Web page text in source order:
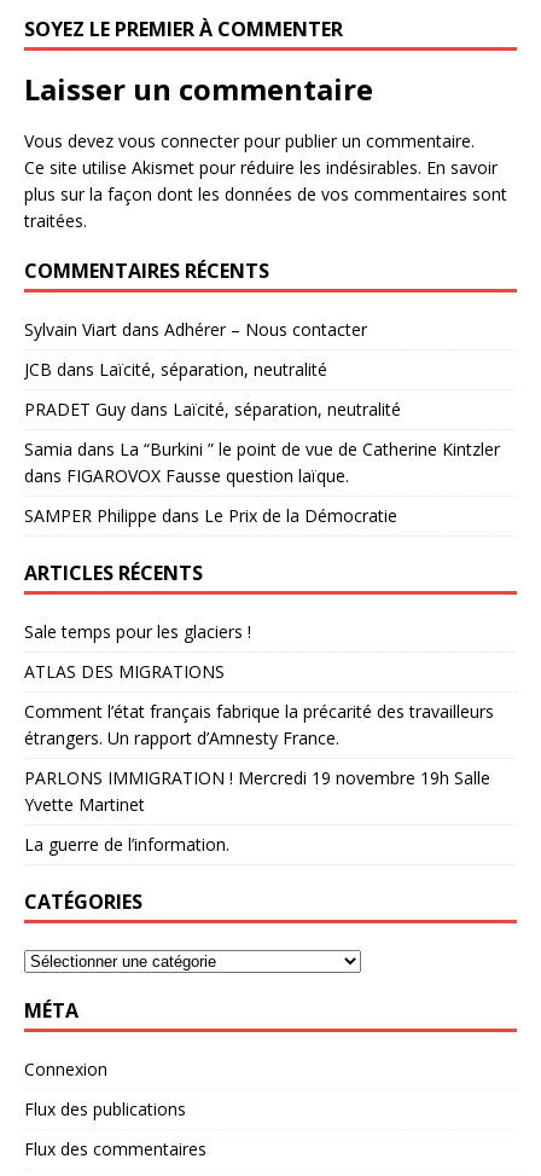
SOYEZ LE PREMIER À COMMENTER
Laisser un commentaire
Vous devez vous connecterpour publier un commentaire.
Ce site utilise Akismet pour réduire les indésirables. En savoir
plus sur la façon dont les données de vos commentaires sont
traitées.
COMMENTAIRES RÉCENTS
Sylvain Viart dans Adhérer – Nous contacter
JCB dans Laïcité, séparation, neutralité
PRADET Guy dans Laïcité, séparation, neutralité
Samia dans La “Burkini ” le point de vue de Catherine Kintzler
dans FIGAROVOX Fausse question laïque.
SAMPER Philippe dans Le Prix de la Démocratie
ARTICLES RÉCENTS
Sale temps pour les glaciers !
ATLAS DES MIGRATIONS
Comment l’état français fabrique la précarité des travailleurs
étrangers. Un rapport d’Amnesty France.
PARLONS IMMIGRATION ! Mercredi 19 novembre 19h Salle
Yvette Martinet
La guerre de l’information.
CATÉGORIES
MÉTA
Connexion
Flux des publications
Flux des commentaires